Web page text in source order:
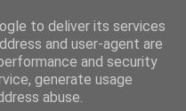
to deliver its services
and user-agent are
and security
generate usage
abuse.